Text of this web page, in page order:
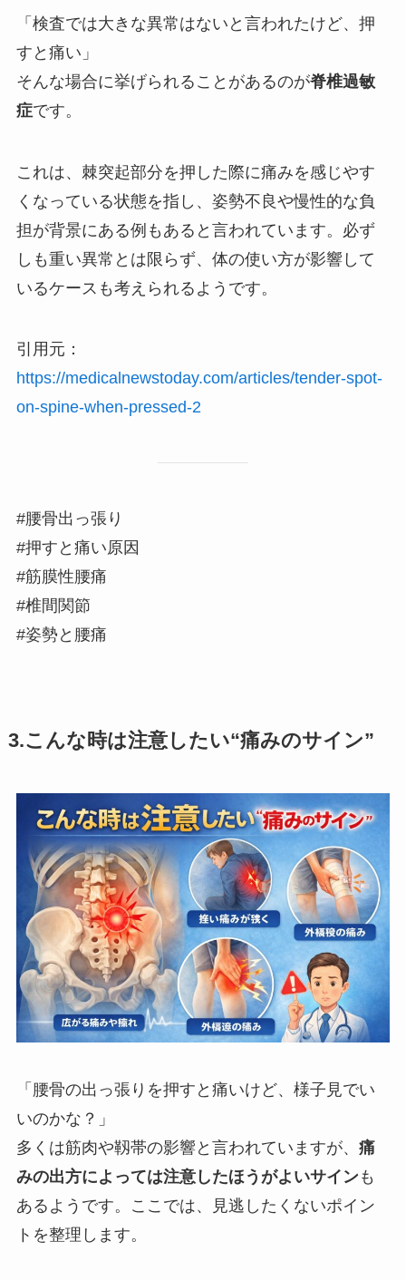
「検査では大きな異常はないと言われたけど、押
すと痛い」
そんな場合に挙げられることがあるのが脊椎過敏
症です。
これは、棘突起部分を押した際に痛みを感じやす
くなっている状態を指し、姿勢不良や慢性的な負
担が背景にある例もあると言われています。必ず
しも重い異常とは限らず、体の使い方が影響して
いるケースも考えられるようです。
引用元：
https://medicalnewstoday.com/articles/tender-spot-
on-spine-when-pressed-2
#腰骨出っ張り
#押すと痛い原因
#筋膜性腰痛
#椎間関節
#姿勢と腰痛
3.こんな時は注意したい“痛みのサイン”
「腰骨の出っ張りを押すと痛いけど、様子見でい
いのかな？」
多くは筋肉や靱帯の影響と言われていますが、 痛
みの出方によっては注意したほうがよいサインも
あるようです。ここでは、見逃したくないポイン
トを整理します。